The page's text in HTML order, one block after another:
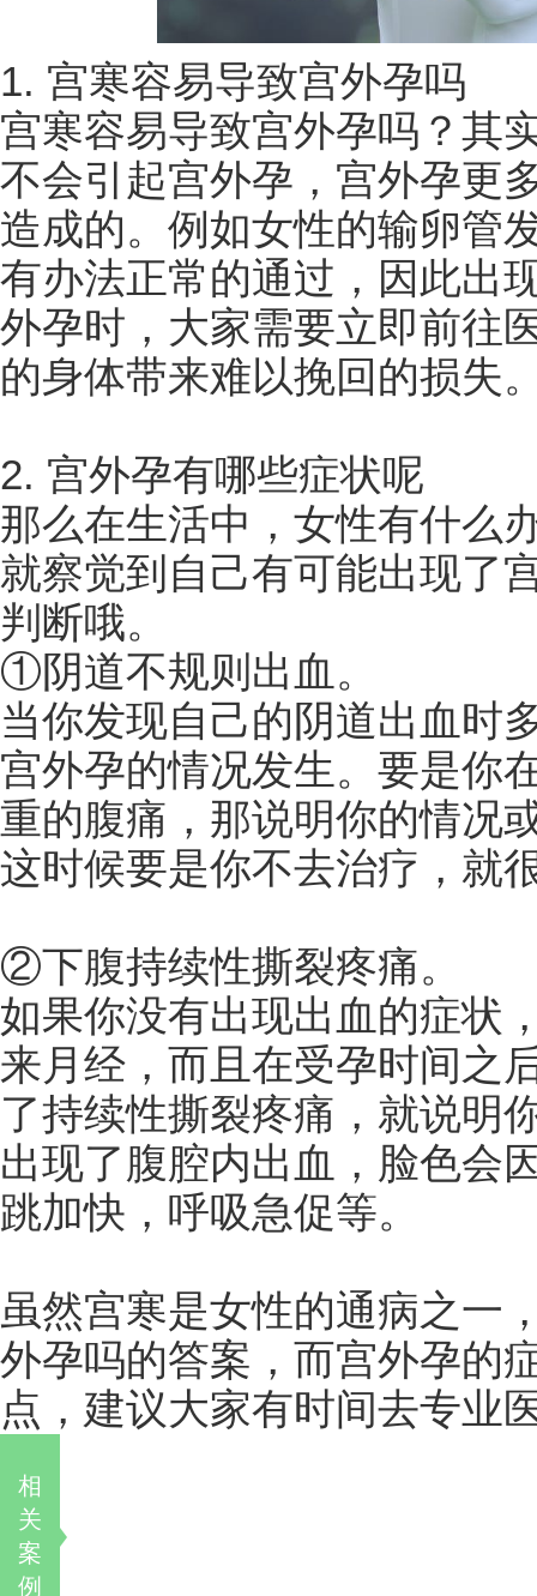
1. 宫寒容易导致宫外孕吗
宫寒容易导致宫外孕吗？其
不会引起宫外孕，宫外孕更
造成的。例如女性的输卵管
有办法正常的通过，因此出
外孕时，大家需要立即前往
的身体带来难以挽回的损失
2. 宫外孕有哪些症状呢
那么在生活中，女性有什么
就察觉到自己有可能出现了
判断哦。
①阴道不规则出血。
当你发现自己的阴道出血时
宫外孕的情况发生。要是你
重的腹痛，那说明你的情况
这时候要是你不去治疗，就
②下腹持续性撕裂疼痛。
如果你没有出现出血的症状
来月经，而且在受孕时间之
了持续性撕裂疼痛，就说明
出现了腹腔内出血，脸色会
跳加快，呼吸急促等。
虽然宫寒是女性的通病之一
外孕吗的答案，而宫外孕的
点，建议大家有时间去专业
相
关
案
例